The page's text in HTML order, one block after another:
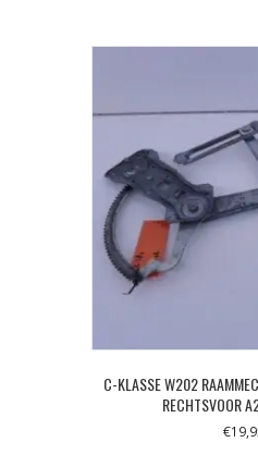
C-KLASSE W202
RECHTSVOOR
€